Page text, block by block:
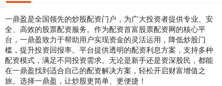
一鼎盈是全国领先的炒股配资门户，为广大投资者提供专业、安
全、高效的股票配资服务。作为配资首富股票配资网的核心平
台，一鼎盈致力于帮助用户实现资金的灵活运用，降低炒股门
槛，提升投资回报率。平台提供透明的配资利息方案，支持多种
配资模式，满足不同投资需求。无论是新手还是资深股民，都能
在一鼎盈找到适合自己的配资解决方案，轻松开启财富增值之
旅。选择一鼎盈，让炒股更简单、更便捷！